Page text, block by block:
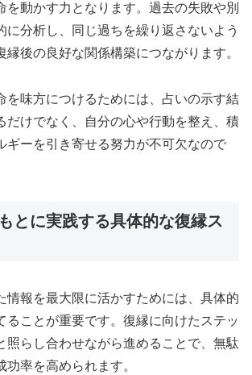
を動かす力となります。過去の失敗や別
に分析し、同じ過ちを繰り返さないよう
縁後の良好な関係構築につながります。
を味方につけるためには、占いの示す結
だけでなく、自分の心や行動を整え、積
ギーを引き寄せる努力が不可欠なので
とに実践する具体的な復縁ス
情報を最大限に活かすためには、具体的
ることが重要です。復縁に向けたステッ
照らし合わせながら進めることで、無駄
功率を高められます。